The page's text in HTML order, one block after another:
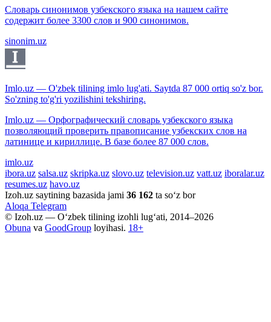
Словарь синонимов узбекского языка на нашем сайте
содержит более 3300 слов и 900 синонимов.
sinonim.uz
Imlo.uz — O'zbek tilining imlo lug'ati. Saytda 87 000 ortiq so'z bor.
So'zning to'g'ri yozilishini tekshiring.
Imlo.uz — Орфографический словарь узбекского языка
позволяющий проверить правописание узбекских слов на
латинице и кириллице. В базе более 87 000 слов.
imlo.uz
ibora.uz salsa.uz skripka.uz slovo.uz television.uz vatt.uz iboralar.uz
resumes.uz havo.uz
Izoh.uz saytining bazasida jami 36 162 ta so‘z bor
Aloqa Telegram
© Izoh.uz — O‘zbek tilining izohli lug‘ati, 2014–2026
Obuna va GoodGroup loyihasi. 18+